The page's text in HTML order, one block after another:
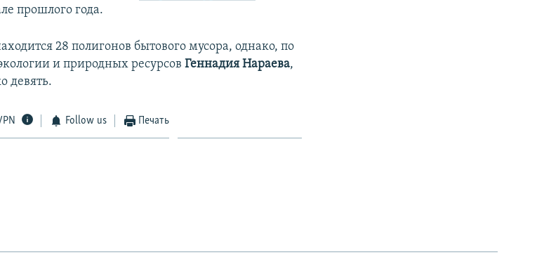
прошлого года.
28 полигонов бытового мусора, однако, по
и природных ресурсовГеннадия Нараева,
девять.
Follow us Печать